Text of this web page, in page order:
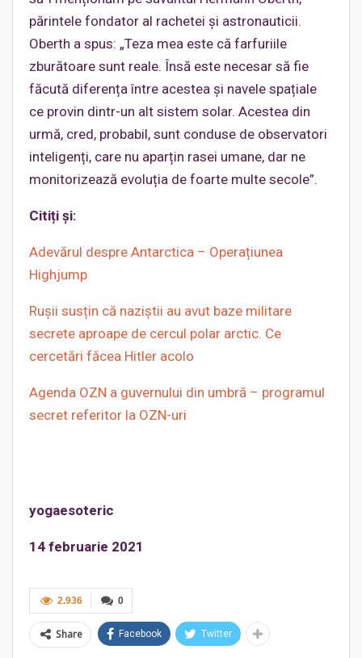
părintele fondator al rachetei și astronauticii.
Oberth a spus: „Teza mea este că farfuriile
zburătoare sunt reale. Însă este necesar să fie
făcută diferența între acestea și navele spațiale
ce provin dintr-un alt sistem solar. Acestea din
urmă, cred, probabil, sunt conduse de observatori
inteligenți, care nu aparțin rasei umane, dar ne
monitorizează evoluția de foarte multe secole”.
Citiți și:
Adevărul despre Antarctica – Operațiunea
Highjump
Rușii susțin că naziștii au avut baze militare
secrete aproape de cercul polar arctic. Ce
cercetări făcea Hitler acolo
Agenda OZN a guvernului din umbră – programul
secret referitor la OZN-uri
yogaesoteric
14 februarie 2021
0
2.936
Share Facebook Twitter